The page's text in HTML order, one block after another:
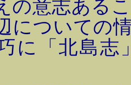
の意志ある
についての
に「北島志